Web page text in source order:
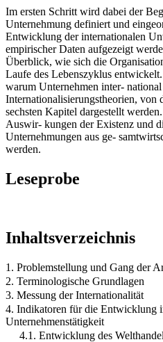
Im ersten Schritt wird dabei der
Unternehmung definiert und
Entwicklung der internationalen
empirischer Daten aufgezeigt
Überblick, wie sich die
Laufe des Lebenszyklus
warum Unternehmen inter-
Internationalisierungstheorien, von
sechsten Kapitel dargestellt
Auswir- kungen der Existenz und
Unternehmungen aus ge-
werden.
Leseprobe
Inhaltsverzeichnis
1. Problemstellung und Gang der
2. Terminologische Grundlagen
3. Messung der Internationalität
4. Indikatoren für die Entwicklung
Unternehmenstätigkeit
4.1. Entwicklung des